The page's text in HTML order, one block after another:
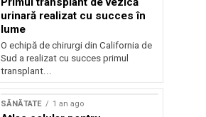
urinară realizat cu succes în
lume
O echipă de chirurgi din California de
Sud a realizat cu succes primul
transplant...
SĂNĂTATE 1 an ago